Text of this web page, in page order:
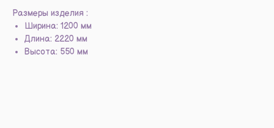
Размеры изделия :
Ширина: 1200 мм
Длина: 2220 мм
Высота: 550 мм